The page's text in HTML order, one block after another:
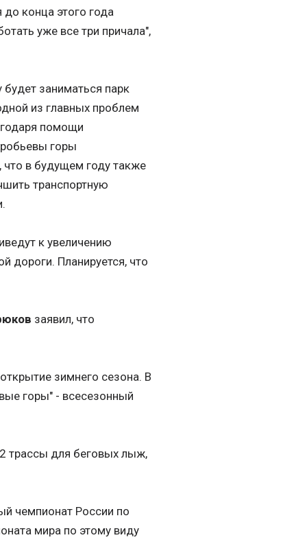
конца этого года
уже все три причала",
заниматься парк
из главных проблем
помощи
горы
что в будущем году также
транспортную
к увеличению
дороги. Планируется, что
заявил, что
зимнего сезона. В
горы" - всесезонный
трассы для беговых лыж,
чемпионат России по
мира по этому виду